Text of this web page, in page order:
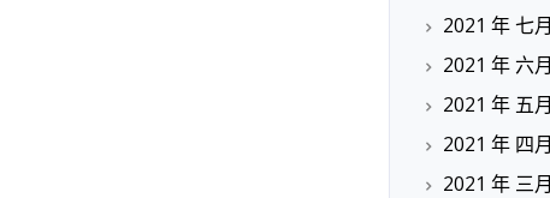
2021 年 七月
2021 年 六月
2021 年 五月
2021 年 四月
2021 年 三月